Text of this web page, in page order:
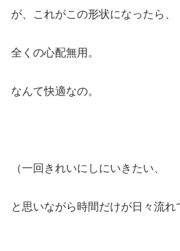
が、これがこの形状になったら、
全くの心配無用。
なんて快適なの。
（一回きれいにしにいきたい、
と思いながら時間だけが日々流れ